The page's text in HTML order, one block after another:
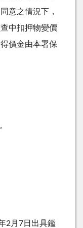
意之情況下，
中扣押物變價
價金由本署保
2月7日出具鑑